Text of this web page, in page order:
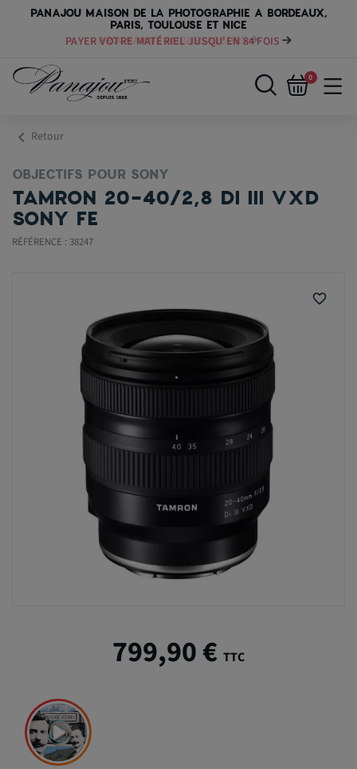
PANAJOU MAISON DE LA PHOTOGRAPHIE A BORDEAUX,
PARIS, TOULOUSE ET NICE
PAYER VOTRE MATÉRIEL JUSQU'EN 84 FOIS
0
chevron_left Retour
OBJECTIFS POUR SONY
TAMRON 20-40/2,8 DI III VXD
SONY FE
RÉFÉRENCE : 38247
favorite_border
799,90 € TTC